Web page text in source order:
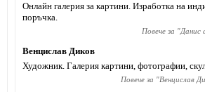
Онлайн галерия за картини. Изработка на
поръчка.
Повече за "Данис
Венцислав Диков
Художник. Галерия картини, фотографии,
Повече за "Венцислав